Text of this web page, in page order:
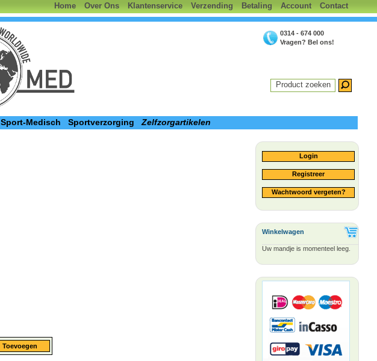
Home Over Ons Klantenservice Verzending Betaling Account Contact
0314 - 674 000
Vragen? Bel ons!
Product zoeken
Sport-Medisch Sportverzorging Zelfzorgartikelen
Login
Registreer
Wachtwoord vergeten?
Winkelwagen
Uw mandje is momenteel leeg.